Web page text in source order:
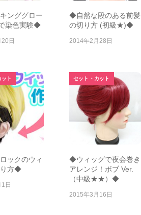
ンググロー
染色実験◆
日
◆自然な段のある前髪
の切り方 (初級★)◆
2014年2月28日
ト
ックのウィ
り方◆
日
セット・カット
◆ウィッグで夜会巻き
アレンジ！ボブ Ver.
（中級★★）◆
2015年3月16日